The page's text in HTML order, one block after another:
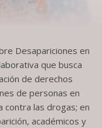
Desapariciones en
que busca
de derechos
de personas en
contra las drogas; en
académicos y